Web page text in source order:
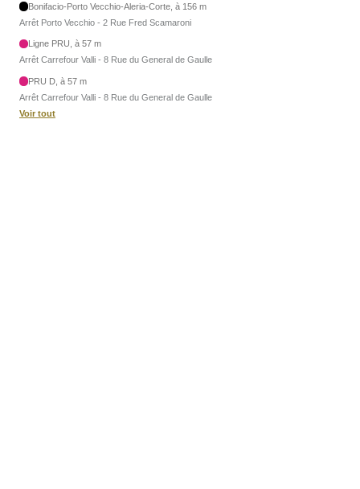
Bonifacio-Porto Vecchio-Aleria-Corte, à 156 m
Arrêt Porto Vecchio - 2 Rue Fred Scamaroni
Ligne PRU, à 57 m
Arrêt Carrefour Valli - 8 Rue du General de Gaulle
PRU D, à 57 m
Arrêt Carrefour Valli - 8 Rue du General de Gaulle
Voir tout